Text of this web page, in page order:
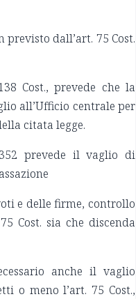
dall’art. 75 Cost.
Cost., prevede che la
all’Ufficio centrale per
citata legge.
prevede il vaglio di
e delle firme, controllo
Cost. sia che discenda
anche il vaglio
o meno l’art. 75 Cost.,